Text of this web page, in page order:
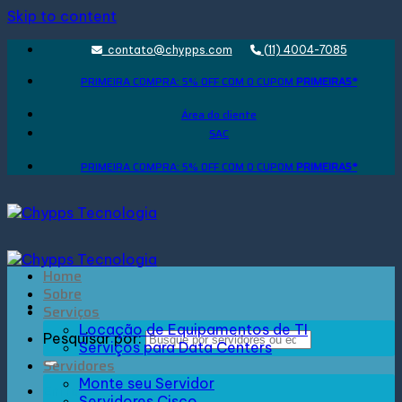
Skip to content
contato@chypps.com (11) 4004-7085
PRIMEIRA COMPRA: 5% OFF COM O CUPOM PRIMEIRA5*
Área do cliente
SAC
PRIMEIRA COMPRA: 5% OFF COM O CUPOM PRIMEIRA5*
Pesquisar por:
Entrar
Home
Sobre
Serviços
Locação de Equipamentos de TI
Serviços para Data Centers
Servidores
Monte seu Servidor